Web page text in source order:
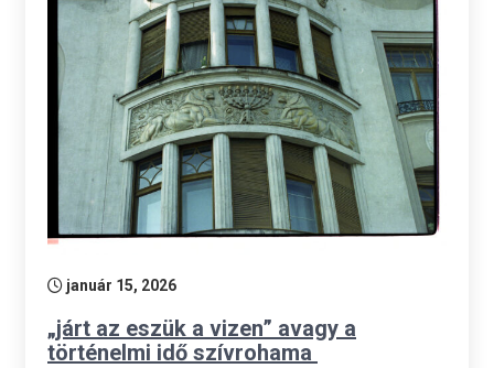
január 15, 2026
„járt az eszük a vizen” avagy a
történelmi idő szívrohama